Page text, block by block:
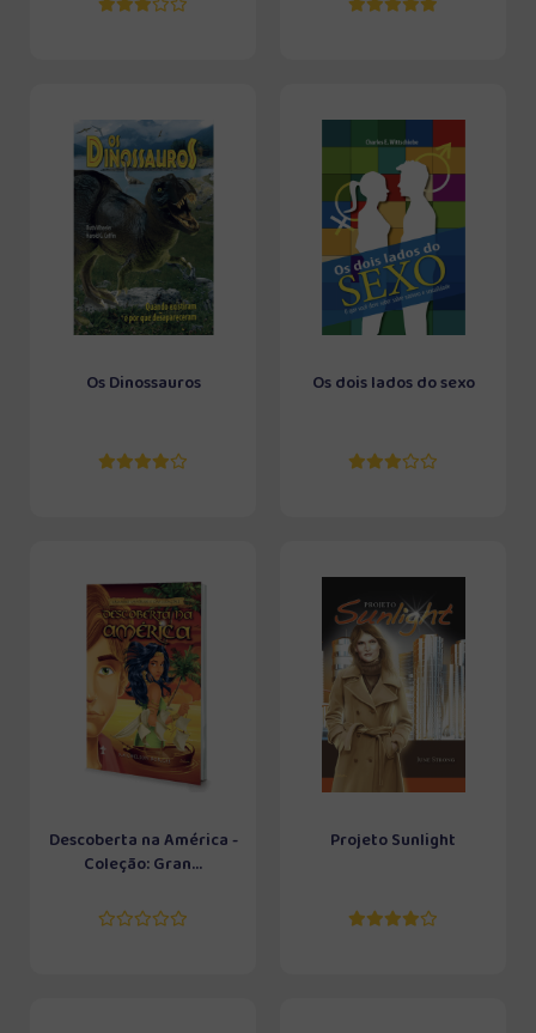
Os Dinossauros Os dois lados do sexo
Descoberta na América -
Coleção: Gran...
Projeto Sunlight